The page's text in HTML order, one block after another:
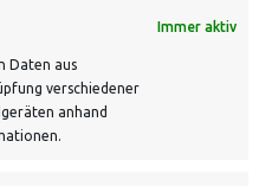
Immer aktiv
Daten aus
verschiedener
anhand